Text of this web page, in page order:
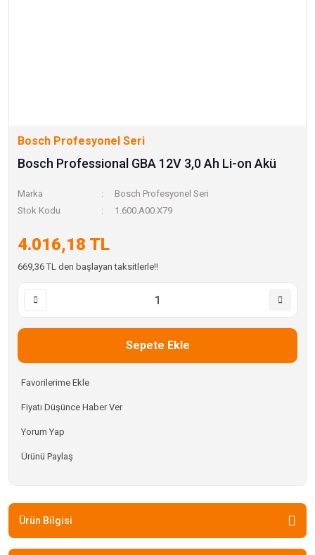
Bosch Profesyonel Seri
Bosch Professional GBA 12V 3,0 Ah Li-on Akü
Marka
Bosch Profesyonel Seri
Stok Kodu
1.600.A00.X79
4.016,18 TL
669,36 TL den başlayan taksitlerle!!
Sepete Ekle
Fiyatı Düşünce Haber Ver
Yorum Yap
Ürünü Paylaş
Ürün Bilgisi